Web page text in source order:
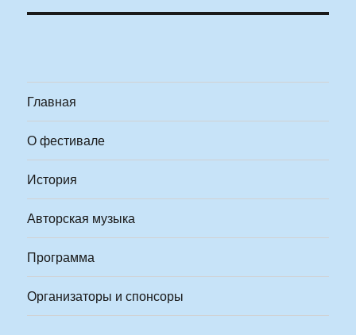
Главная
О фестивале
История
Авторская музыка
Программа
Организаторы и спонсоры